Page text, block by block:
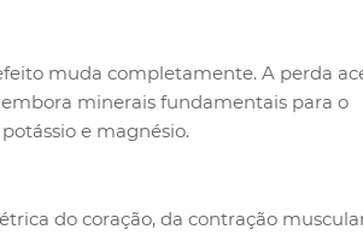
muda completamente. A perda
minerais fundamentais para o
e magnésio.
do coração, da contração